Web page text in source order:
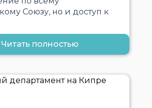
Союзу, но и доступ к
Читать полностью